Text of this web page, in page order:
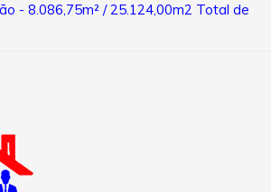
- 8.086,75m² / 25.124,00m2 Total de